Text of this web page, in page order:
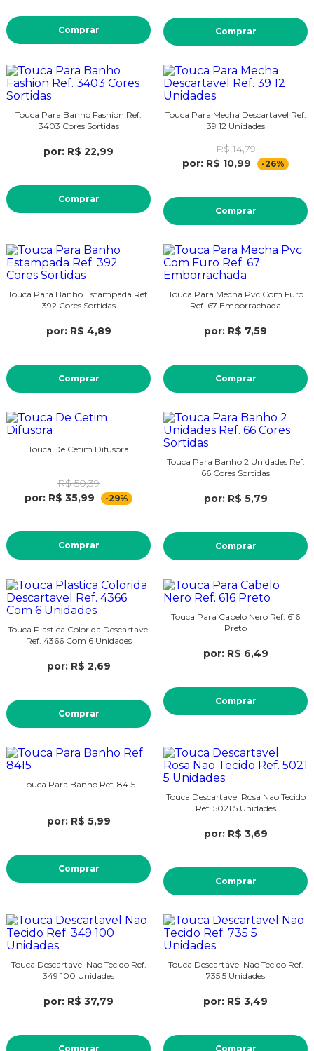
Comprar Comprar
Touca Para Banho Fashion Ref.
3403 Cores Sortidas
por: R$ 22,99
Comprar
Touca Para Mecha Descartavel Ref.
39 12 Unidades
R$ 14,79
por: R$ 10,99
-26%
Comprar
Touca Para Banho Estampada Ref.
392 Cores Sortidas
por: R$ 4,89
Comprar
Touca Para Mecha Pvc Com Furo
Ref. 67 Emborrachada
por: R$ 7,59
Comprar
Touca De Cetim Difusora
R$ 50,39
por: R$ 35,99
-29%
Comprar
Touca Para Banho 2 Unidades Ref.
66 Cores Sortidas
por: R$ 5,79
Comprar
Touca Plastica Colorida Descartavel
Ref. 4366 Com 6 Unidades
por: R$ 2,69
Comprar
Touca Para Cabelo Nero Ref. 616
Preto
por: R$ 6,49
Comprar
Touca Para Banho Ref. 8415
por: R$ 5,99
Comprar
Touca Descartavel Rosa Nao Tecido
Ref. 5021 5 Unidades
por: R$ 3,69
Comprar
Touca Descartavel Nao Tecido Ref.
349 100 Unidades
por: R$ 37,79
Comprar
Touca Descartavel Nao Tecido Ref.
735 5 Unidades
por: R$ 3,49
Comprar